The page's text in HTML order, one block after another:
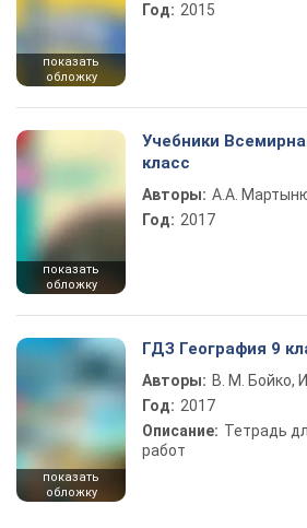
показать
обложку
Год: 2015
показать
обложку
Учебники
класс
Авторы: А.А.
Год: 2017
показать
обложку
ГДЗ География 9
Авторы: В. М. Бойко,
Год: 2017
Описание: Тетрадь
работ